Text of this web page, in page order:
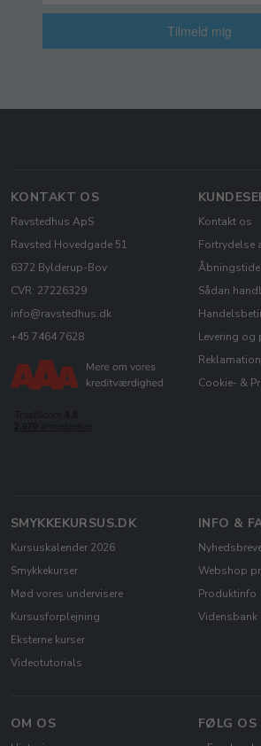
Tilmeld mig
KONTAKT OS
Ravstedhus ApS
Ravsted Hovedgade 51
6372 Bylderup-Bov
CVR: 27226329
info@ravstedhus.dk
+45 7464 7628
Kontakt os
Fortrydelse
Sådan
Levering og
Cookie- &
SMYKKEKURSUS.DK
Kursuskalender 2026
Smykkekurser
Mød vores undervisere
Kursusforplejning
Eksterne kurser
Videotutorials
INFO &
Webshop
Produktinfo
Vidensbank
OM OS FØLG OS